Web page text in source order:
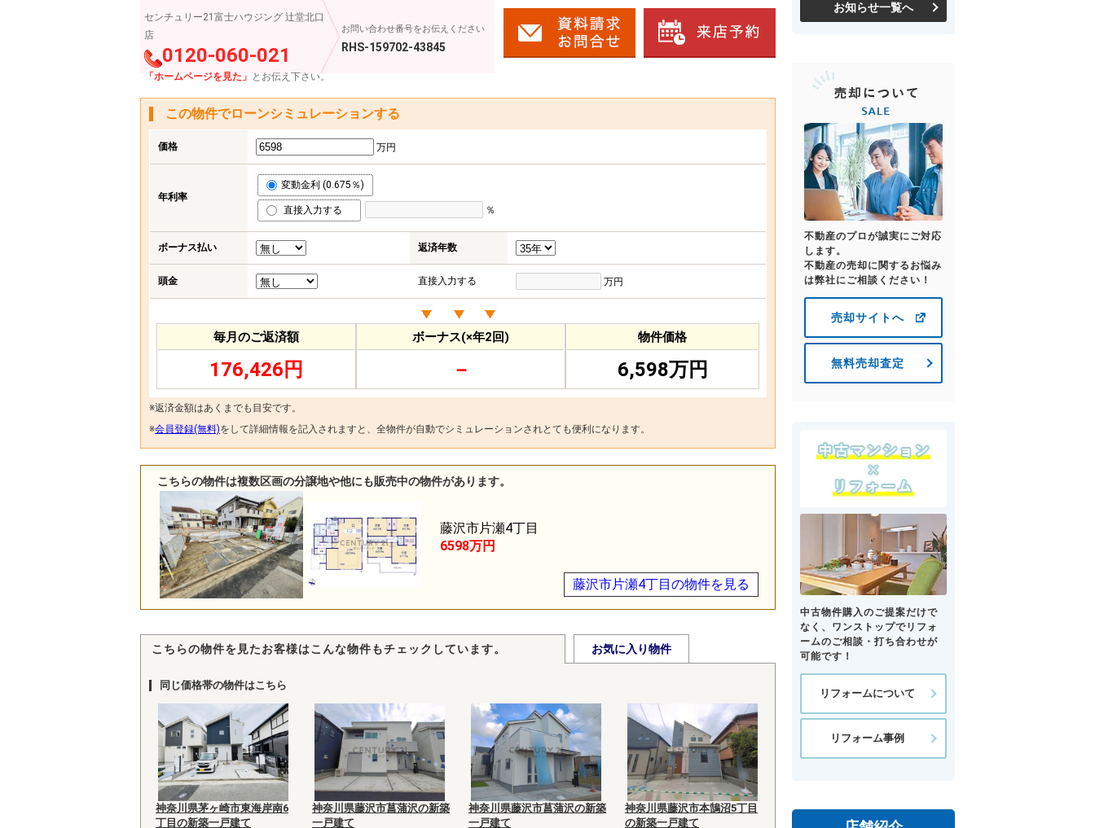
センチュリー21富士ハウジング 辻堂北口
店
0120-060-021
「ホームページを見た」 とお伝え下さい。
お問い合わせ番号をお伝えください
RHS-159702-43845
この物件でローンシミュレーションする
価格 万円
年利率
変動金利 (0.675％)
直接入力する ％
ボーナス払い 返済年数
頭金 直接入力する 万円
毎月のご返済額
176,426円
ボーナス(×年2回)
－
物件価格
6,598万円
※返済金額はあくまでも目安です。
※会員登録(無料)をして詳細情報を記入されますと、全物件が自動でシミュレーションされとても便利になります。
こちらの物件は複数区画の分譲地や他にも販売中の物件があります。
藤沢市片瀬4丁目の物件を見る
藤沢市片瀬4丁目
6598万円
こちらの物件を見たお客様はこんな物件もチェックしています。 お気に入り物件
同じ価格帯の物件はこちら
神奈川県茅ヶ崎市東海岸南6
丁目の新築一戸建て
神奈川県藤沢市菖蒲沢の新築
一戸建て
神奈川県藤沢市菖蒲沢の新築
一戸建て
神奈川県藤沢市本鵠沼5丁目
の新築一戸建て
お知らせ一覧へ
不動産のプロが誠実にご対応
します。
不動産の売却に関するお悩み
は弊社にご相談ください！
売却サイトへ
無料売却査定
中古物件購入のご提案だけで
なく、ワンストップでリフォ
ームのご相談・打ち合わせが
可能です！
リフォームについて
リフォーム事例